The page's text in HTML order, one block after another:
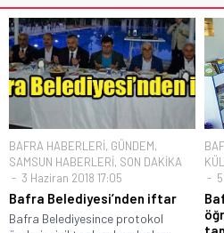
BAFRA HABERLERİ, GÜNDEM,
SAMSUN HABERLERİ, SON DAKİKA
3 Haziran 2018 17:05
Bafra Belediyesi’nden iftar
Bafra Belediyesince protokol